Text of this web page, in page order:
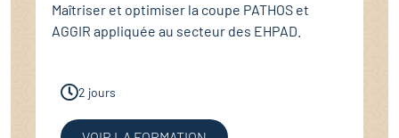
Maîtriser et optimiser la coupe PATHOS et
AGGIR appliquée au secteur des EHPAD.
2 jours